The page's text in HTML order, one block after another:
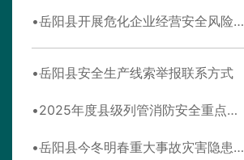
岳阳县开展危化企业经营安全风险防控专项检查
岳阳县安全生产线索举报联系方式
2025年度县级列管消防安全重点单位和火灾高危单位
岳阳县今冬明春重大事故灾害隐患排查整治行动方案